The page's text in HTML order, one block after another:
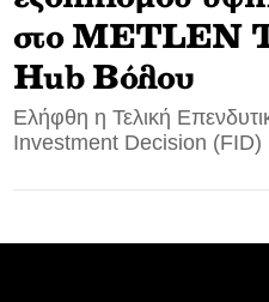
CONTACT
ADVERTISE
στο METLEN
Hub Βόλου
Ελήφθη η Τελική
Investment Decision (FID)